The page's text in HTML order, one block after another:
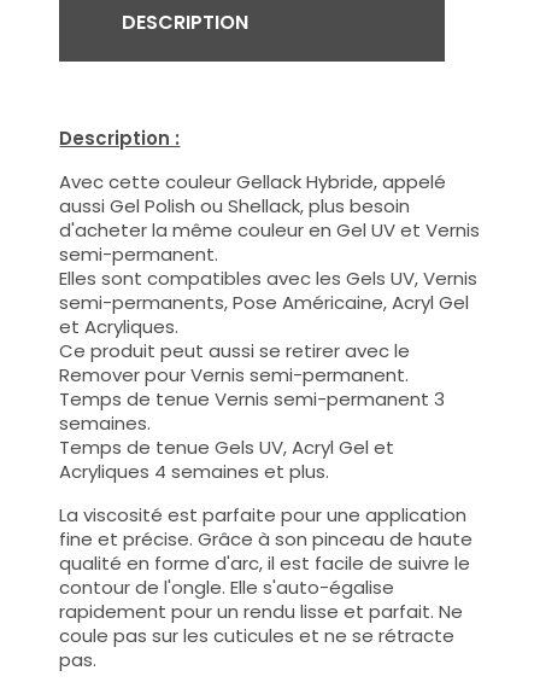
DESCRIPTION
Description :
Avec cette couleur Gellack Hybride, appelé
aussi Gel Polish ou Shellack, plus besoin
d'acheter la même couleur en Gel UV et Vernis
semi-permanent.
Elles sont compatibles avec les Gels UV, Vernis
semi-permanents, Pose Américaine, Acryl Gel
et Acryliques.
Ce produit peut aussi se retirer avec le
Remover pour Vernis semi-permanent.
Temps de tenue Vernis semi-permanent 3
semaines.
Temps de tenue Gels UV, Acryl Gel et
Acryliques 4 semaines et plus.
La viscosité est parfaite pour une application
fine et précise. Grâce à son pinceau de haute
qualité en forme d'arc, il est facile de suivre le
contour de l'ongle. Elle s'auto-égalise
rapidement pour un rendu lisse et parfait. Ne
coule pas sur les cuticules et ne se rétracte
pas.